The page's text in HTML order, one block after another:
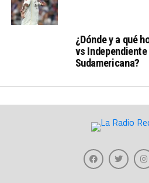
¿Dónde y a qué
vs
Sudamericana?